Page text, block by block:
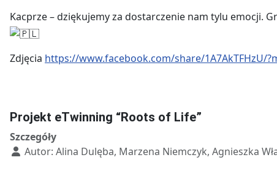
Kacprze – dziękujemy za dostarczenie nam tylu emocji.
Zdjęcia https://www.facebook.com/share/1A7AkTFHzU/
Projekt eTwinning “Roots of Life”
Szczegóły
Autor: Alina Dulęba, Marzena Niemczyk, Agnieszka